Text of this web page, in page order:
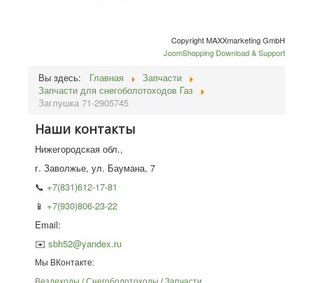
Copyright MAXXmarketing GmbH
JoomShopping Download & Support
Вы здесь: Главная
Запчасти
Запчасти для снегоболотоходов Газ
Заглушка 71-2905745
Наши контакты
Нижегородская обл.,
г. Заволжье, ул. Баумана, 7
📞 +7(831)612-17-81
📱 +7(930)806-23-22
Email:
✉️ sbh52@yandex.ru
Мы ВКонтакте: